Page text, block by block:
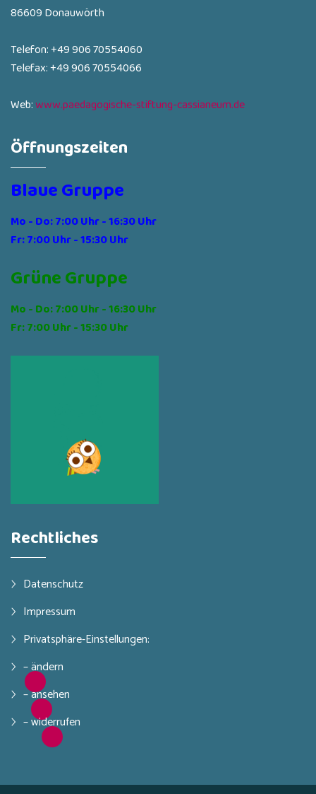
86609 Donauwörth
Telefon: +49 906 70554060
Telefax: +49 906 70554066
Web:www.paedagogische-stiftung-cassianeum.de
Öffnungszeiten
Blaue Gruppe
Mo - Do: 7:00 Uhr - 16:30 Uhr
Fr: 7:00 Uhr - 15:30 Uhr
Grüne Gruppe
Mo - Do: 7:00 Uhr - 16:30 Uhr
Fr: 7:00 Uhr - 15:30 Uhr
Rechtliches
Datenschutz
Impressum
Privatsphäre-Einstellungen:
– ändern
– ansehen
– widerrufen